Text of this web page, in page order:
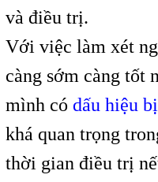
và điều trị.
Với việc làm xét
càng sớm càng tốt
mình có dấu hiệu
khá quan trọng
thời gian điều trị